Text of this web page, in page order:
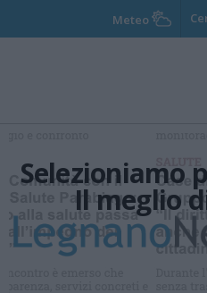
Meteo
Selezioniamo
Il meglio
Iscriviti